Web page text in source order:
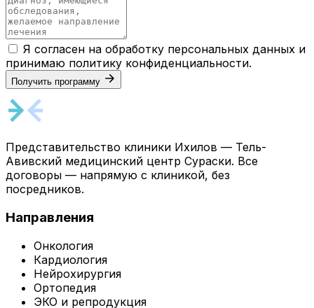
Я согласен на обработку персональных данных и
принимаю политику конфиденциальности.
Получить программу
Представительство клиники Ихилов — Тель-
Авивский медицинский центр Сураски. Все
договоры — напрямую с клиникой, без
посредников.
Направления
Онкология
Кардиология
Нейрохирургия
Ортопедия
ЭКО и репродукция